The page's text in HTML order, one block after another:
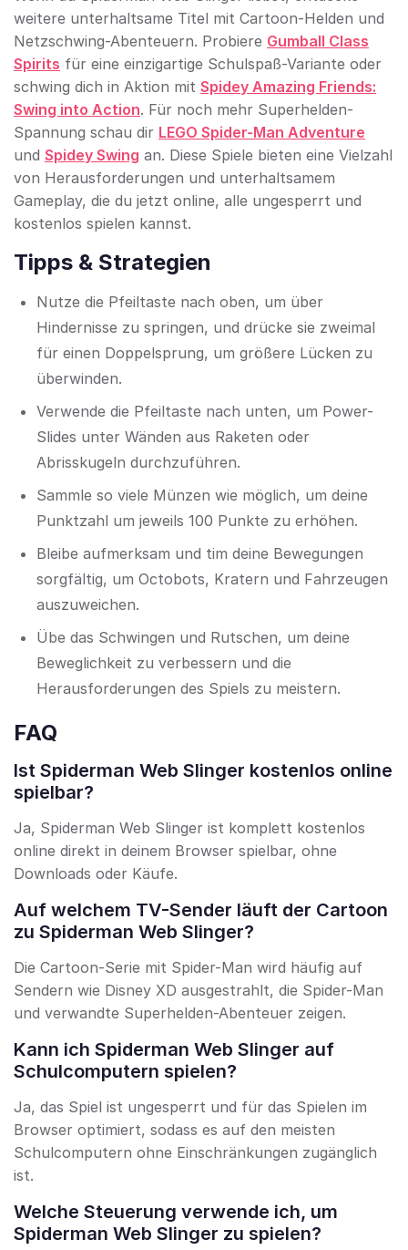
weitere unterhaltsame Titel mit Cartoon-Helden und
Netzschwing-Abenteuern. Probiere Gumball Class
Spirits für eine einzigartige Schulspaß-Variante oder
schwing dich in Aktion mit Spidey Amazing Friends:
Swing into Action. Für noch mehr Superhelden-
Spannung schau dir LEGO Spider-Man Adventure
und Spidey Swing an. Diese Spiele bieten eine Vielzahl
von Herausforderungen und unterhaltsamem
Gameplay, die du jetzt online, alle ungesperrt und
kostenlos spielen kannst.
Tipps & Strategien
Nutze die Pfeiltaste nach oben, um über
Hindernisse zu springen, und drücke sie zweimal
für einen Doppelsprung, um größere Lücken zu
überwinden.
Verwende die Pfeiltaste nach unten, um Power-
Slides unter Wänden aus Raketen oder
Abrisskugeln durchzuführen.
Sammle so viele Münzen wie möglich, um deine
Punktzahl um jeweils 100 Punkte zu erhöhen.
Bleibe aufmerksam und tim deine Bewegungen
sorgfältig, um Octobots, Kratern und Fahrzeugen
auszuweichen.
Übe das Schwingen und Rutschen, um deine
Beweglichkeit zu verbessern und die
Herausforderungen des Spiels zu meistern.
FAQ
Ist Spiderman Web Slinger kostenlos online
spielbar?
Ja, Spiderman Web Slinger ist komplett kostenlos
online direkt in deinem Browser spielbar, ohne
Downloads oder Käufe.
Auf welchem TV-Sender läuft der Cartoon
zu Spiderman Web Slinger?
Die Cartoon-Serie mit Spider-Man wird häufig auf
Sendern wie Disney XD ausgestrahlt, die Spider-Man
und verwandte Superhelden-Abenteuer zeigen.
Kann ich Spiderman Web Slinger auf
Schulcomputern spielen?
Ja, das Spiel ist ungesperrt und für das Spielen im
Browser optimiert, sodass es auf den meisten
Schulcomputern ohne Einschränkungen zugänglich
ist.
Welche Steuerung verwende ich, um
Spiderman Web Slinger zu spielen?